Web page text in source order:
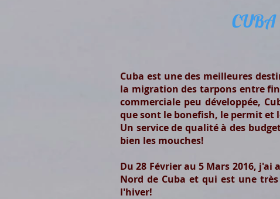
CUBA
Cuba est une des meilleures
la migration des tarpons entre
commerciale peu développée,
que sont le bonefish, le permit et
Un service de qualité à des
bien les mouches!
Du 28 Février au 5 Mars 2016,
Nord de Cuba et qui est une
l'hiver!